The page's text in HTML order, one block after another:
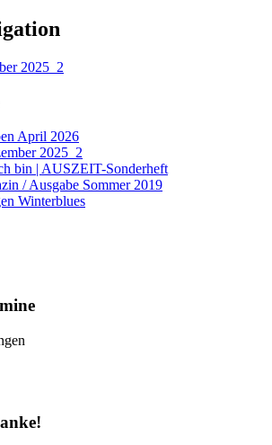
2025_2
April 2026
2025_2
bin | AUSZEIT-Sonderheft
/ Ausgabe Sommer 2019
Winterblues